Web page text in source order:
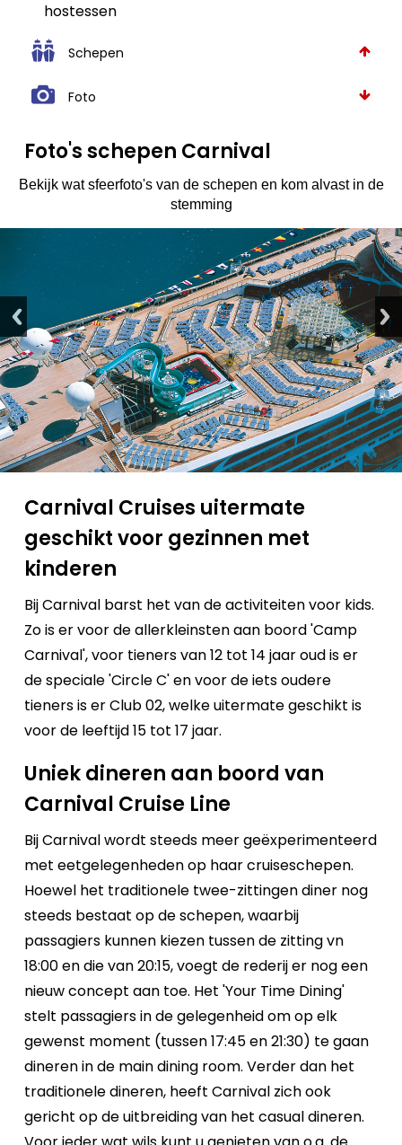
hostessen
Schepen
Foto
Foto's schepen Carnival
Bekijk wat sfeerfoto's van de schepen en kom alvast in de
stemming
Carnival Cruises uitermate
geschikt voor gezinnen met
kinderen
Bij Carnival barst het van de activiteiten voor kids.
Zo is er voor de allerkleinsten aan boord 'Camp
Carnival', voor tieners van 12 tot 14 jaar oud is er
de speciale 'Circle C' en voor de iets oudere
tieners is er Club 02, welke uitermate geschikt is
voor de leeftijd 15 tot 17 jaar.
Uniek dineren aan boord van
Carnival Cruise Line
Bij Carnival wordt steeds meer geëxperimenteerd
met eetgelegenheden op haar cruiseschepen.
Hoewel het traditionele twee-zittingen diner nog
steeds bestaat op de schepen, waarbij
passagiers kunnen kiezen tussen de zitting vn
18:00 en die van 20:15, voegt de rederij er nog een
nieuw concept aan toe. Het 'Your Time Dining'
stelt passagiers in de gelegenheid om op elk
gewenst moment (tussen 17:45 en 21:30) te gaan
dineren in de main dining room. Verder dan het
traditionele dineren, heeft Carnival zich ook
gericht op de uitbreiding van het casual dineren.